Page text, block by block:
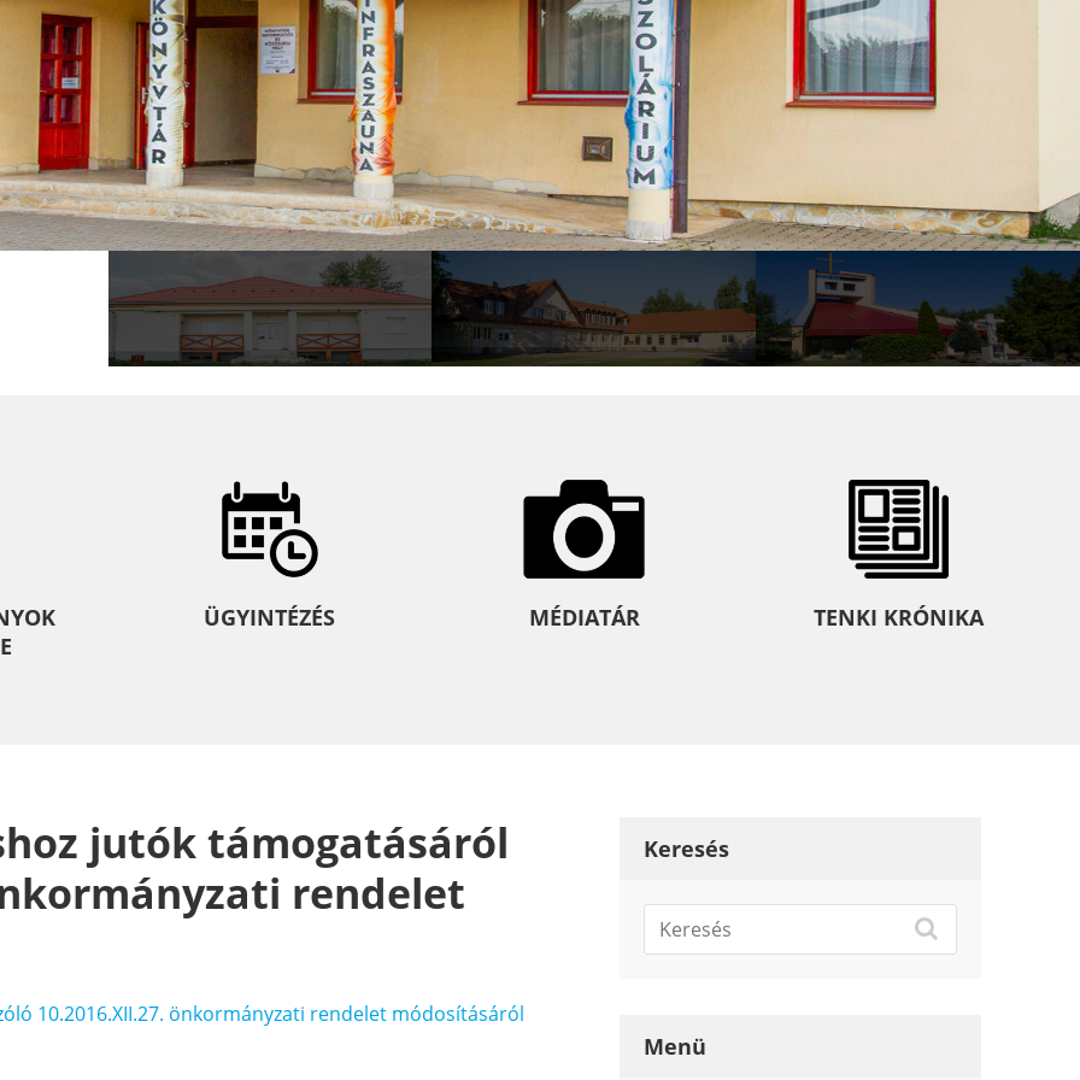
ÜGYINTÉZÉS MÉDIATÁR TENKI KRÓNIKA
jutók támogatásáról
rendelet
10.2016.XII.27. önkormányzati rendelet módosításáról
Keresés
Menü